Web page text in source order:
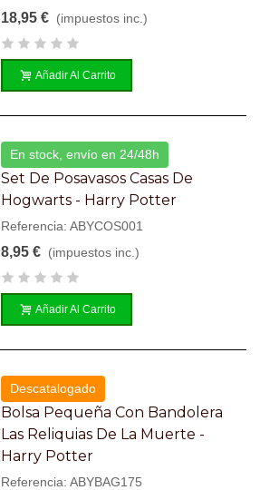
18,95 € (impuestos inc.)
Añadir Al Carrito
En stock, envío en 24/48h
Set De Posavasos Casas De
Hogwarts - Harry Potter
Referencia: ABYCOS001
8,95 € (impuestos inc.)
Añadir Al Carrito
Descatalogado
Bolsa Pequeña Con Bandolera
Las Reliquias De La Muerte -
Harry Potter
Referencia: ABYBAG175